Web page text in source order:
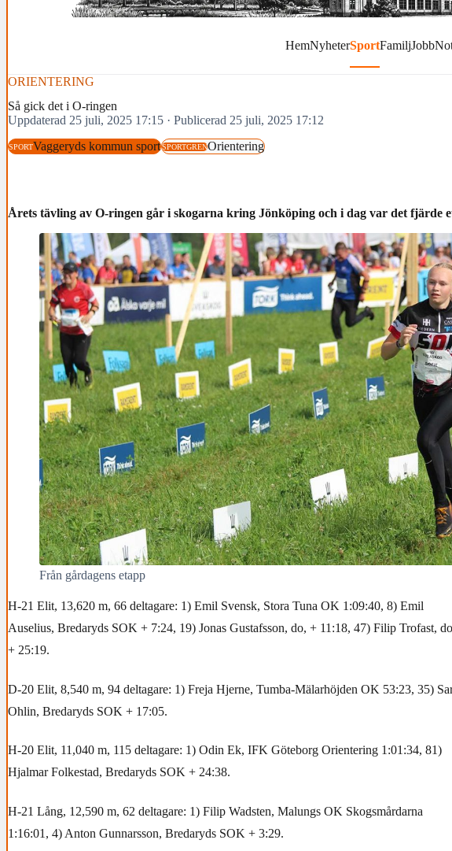
HemNyheterSportFamiljJobb
ORIENTERING
Så gick det i O-ringen
Uppdaterad 25 juli, 2025 17:15 · Publicerad 25 juli, 2025 17:12
SPORTVaggeryds kommun sportSPORTGRENOrientering
Årets tävling av O-ringen går i skogarna kring Jönköping och i dag var det fjärde
Från gårdagens etapp
H-21 Elit, 13,620 m, 66 deltagare: 1) Emil Svensk, Stora Tuna OK 1:09:40, 8) Emil
Auselius, Bredaryds SOK + 7:24, 19) Jonas Gustafsson, do, + 11:18, 47) Filip Trofast,
+ 25:19.
D-20 Elit, 8,540 m, 94 deltagare: 1) Freja Hjerne, Tumba-Mälarhöjden OK 53:23, 35)
Ohlin, Bredaryds SOK + 17:05.
H-20 Elit, 11,040 m, 115 deltagare: 1) Odin Ek, IFK Göteborg Orientering 1:01:34, 81)
Hjalmar Folkestad, Bredaryds SOK + 24:38.
H-21 Lång, 12,590 m, 62 deltagare: 1) Filip Wadsten, Malungs OK Skogsmårdarna
1:16:01, 4) Anton Gunnarsson, Bredaryds SOK + 3:29.